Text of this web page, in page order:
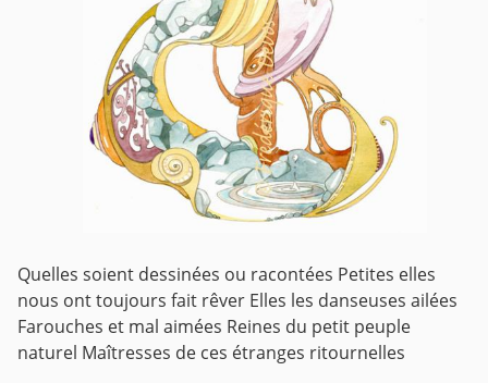
Quelles soient dessinées ou racontées Petites elles
nous ont toujours fait rêver Elles les danseuses ailées
Farouches et mal aimées Reines du petit peuple
naturel Maîtresses de ces étranges ritournelles